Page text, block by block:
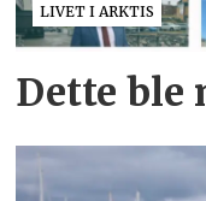
LIVET I ARKTIS
Dette ble